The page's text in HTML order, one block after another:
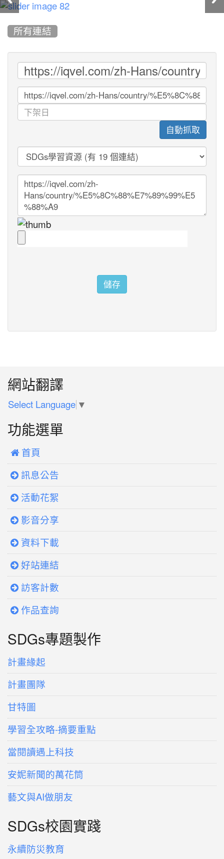
所有連結
自動抓取
儲存
網站翻譯
Select Language ▼
功能選單
 首頁
訊息公告
活動花絮
影音分享
資料下載
好站連結
訪客計數
作品查詢
SDGs專題製作
計畫緣起
計畫團隊
甘特圖
學習全攻略-摘要重點
當閱讀遇上科技
安妮新聞的萬花筒
藝文與AI做朋友
SDGs校園實踐
永續防災教育